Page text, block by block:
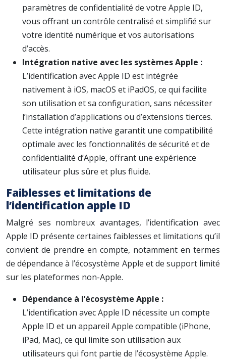
paramètres de confidentialité de votre Apple ID,
vous offrant un contrôle centralisé et simplifié sur
votre identité numérique et vos autorisations
d’accès.
Intégration native avec les systèmes Apple :
L’identification avec Apple ID est intégrée
nativement à iOS, macOS et iPadOS, ce qui facilite
son utilisation et sa configuration, sans nécessiter
l’installation d’applications ou d’extensions tierces.
Cette intégration native garantit une compatibilité
optimale avec les fonctionnalités de sécurité et de
confidentialité d’Apple, offrant une expérience
utilisateur plus sûre et plus fluide.
Faiblesses et limitations de
l’identification apple ID
Malgré ses nombreux avantages, l’identification avec
Apple ID présente certaines faiblesses et limitations qu’il
convient de prendre en compte, notamment en termes
de dépendance à l’écosystème Apple et de support limité
sur les plateformes non-Apple.
Dépendance à l’écosystème Apple :
L’identification avec Apple ID nécessite un compte
Apple ID et un appareil Apple compatible (iPhone,
iPad, Mac), ce qui limite son utilisation aux
utilisateurs qui font partie de l’écosystème Apple.